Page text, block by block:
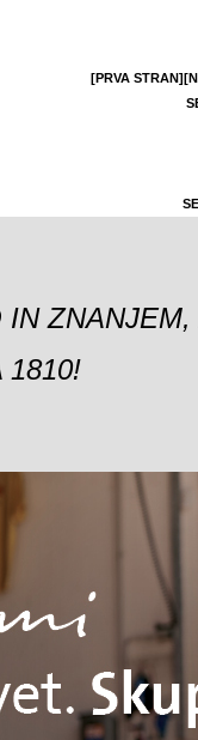
[PRVA STRAN]
IN ZNANJEM,
1810!